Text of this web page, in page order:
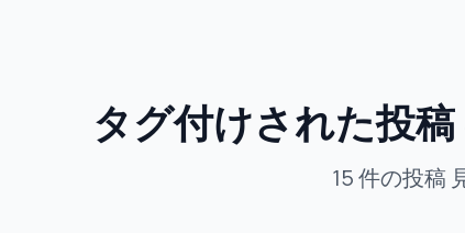
タグ付けされた投稿
15件の投稿